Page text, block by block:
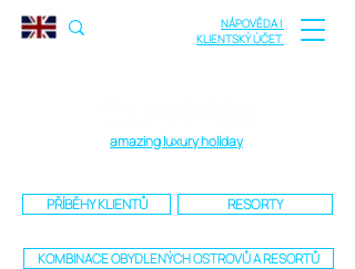
NÁPOVĚDA |
KLIENTSKÝ ÚČET
amazing luxury holiday
PŘÍBĚHY KLIENTŮ RESORTY
KOMBINACE OBYDLENÝCH OSTROVŮ A RESORTŮ